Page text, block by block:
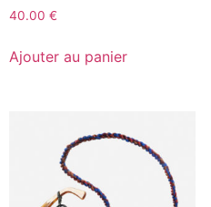
40.00 €
Ajouter au panier